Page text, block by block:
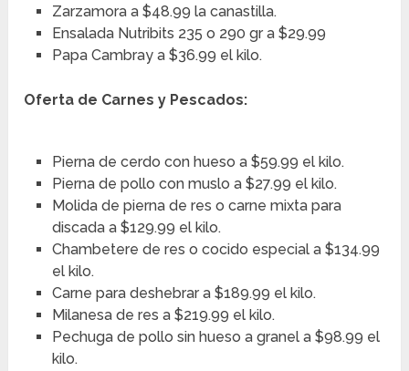
Zarzamora a $48.99 la canastilla.
Ensalada Nutribits 235 o 290 gr a $29.99
Papa Cambray a $36.99 el kilo.
Oferta de Carnes y Pescados:
Pierna de cerdo con hueso a $59.99 el kilo.
Pierna de pollo con muslo a $27.99 el kilo.
Molida de pierna de res o carne mixta para
discada a $129.99 el kilo.
Chambetere de res o cocido especial a $134.99
el kilo.
Carne para deshebrar a $189.99 el kilo.
Milanesa de res a $219.99 el kilo.
Pechuga de pollo sin hueso a granel a $98.99 el
kilo.